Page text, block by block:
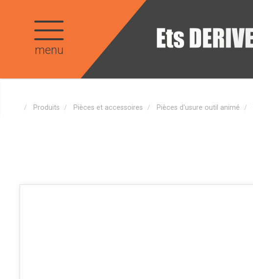
menu
Produits Pièces et accessoires Pièces d'usure outil animé